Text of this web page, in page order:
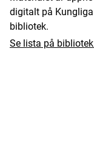
digitalt på
bibliotek.
Se lista på